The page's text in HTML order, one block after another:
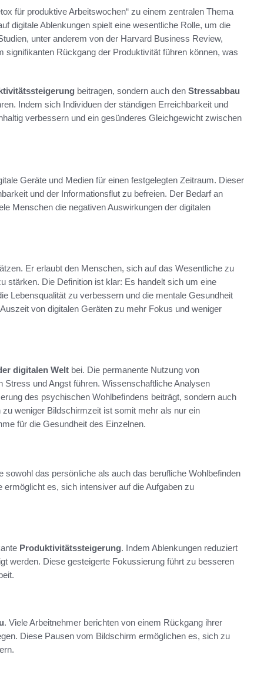
für produktive Arbeitswochen“ zu einem zentralen Thema
digitale Ablenkungen spielt eine wesentliche Rolle, um die
unter anderem von der Harvard Business Review,
signifikanten Rückgang der Produktivität führen können, was
beitragen, sondern auch den Stressabbau
Indem sich Individuen der ständigen Erreichbarkeit und
verbessern und ein gesünderes Gleichgewicht zwischen
Geräte und Medien für einen festgelegten Zeitraum. Dieser
und der Informationsflut zu befreien. Der Bedarf an
Menschen die negativen Auswirkungen der digitalen
Er erlaubt den Menschen, sich auf das Wesentliche zu
stärken. Die Definition ist klar: Es handelt sich um eine
Lebensqualität zu verbessern und die mentale Gesundheit
von digitalen Geräten zu mehr Fokus und weniger
digitalen Welt bei. Die permanente Nutzung von
und Angst führen. Wissenschaftliche Analysen
des psychischen Wohlbefindens beiträgt, sondern auch
weniger Bildschirmzeit ist somit mehr als nur ein
für die Gesundheit des Einzelnen.
das persönliche als auch das berufliche Wohlbefinden
es, sich intensiver auf die Aufgaben zu
Produktivitätssteigerung. Indem Ablenkungen reduziert
werden. Diese gesteigerte Fokussierung führt zu besseren
. Viele Arbeitnehmer berichten von einem Rückgang ihrer
Diese Pausen vom Bildschirm ermöglichen es, sich zu